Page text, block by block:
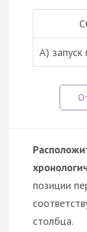
A) запуск
позиции
столбца.